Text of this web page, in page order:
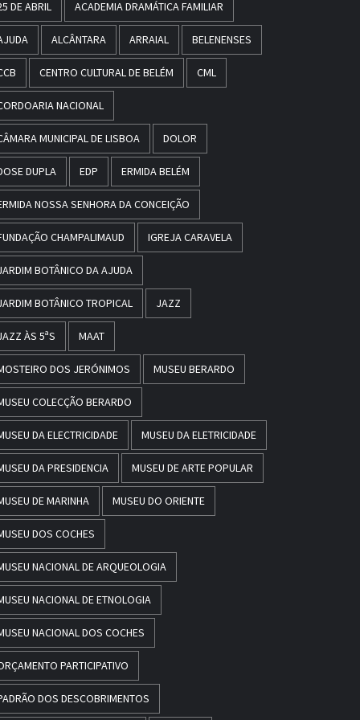
DE ABRIL ACADEMIA DRAMÁTICA FAMILIAR
ALCÂNTARA ARRAIAL BELENENSES
CENTRO CULTURAL DE BELÉM CML
NACIONAL
MUNICIPAL DE LISBOA DOLOR
DUPLA EDP ERMIDA BELÉM
NOSSA SENHORA DA CONCEIÇÃO
CHAMPALIMAUD IGREJA CARAVELA
BOTÂNICO DA AJUDA
BOTÂNICO TROPICAL JAZZ
ÀS 5ªS MAAT
DOS JERÓNIMOS MUSEU BERARDO
COLECÇÃO BERARDO
DA ELECTRICIDADE MUSEU DA ELETRICIDADE
DA PRESIDENCIA MUSEU DE ARTE POPULAR
DE MARINHA MUSEU DO ORIENTE
DOS COCHES
NACIONAL DE ARQUEOLOGIA
NACIONAL DE ETNOLOGIA
NACIONAL DOS COCHES
PARTICIPATIVO
DOS DESCOBRIMENTOS